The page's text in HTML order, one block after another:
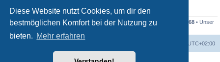
Diese Website nutzt Cookies, um dir den
bestmöglichen Komfort bei der Nutzung zu
bieten. Mehr erfahren
STATISTIK
Beiträge insgesamt41256• Themen insgesamt 1169• Mitglieder insgesamt 1268 • Unser
neuestes Mitglied:
UTC+02:00
Powered byphpBB® Forum Software © phpBB Limited